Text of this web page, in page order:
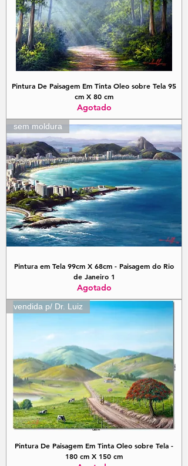
Pintura De Paisagem Em Tinta Oleo sobre Tela 95
cm X 80 cm
Agotado
sem moldura
Pintura em Tela 99cm X 68cm - Paisagem do Rio
de Janeiro 1
Agotado
vendida p/ Dr. Luiz
Pintura De Paisagem Em Tinta Oleo sobre Tela -
180 cm X 150 cm